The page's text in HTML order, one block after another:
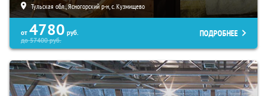
Тульская обл., Ясногорский р-н, с. Кузмищево
от 4780 руб.
до57400руб.
ПОДРОБНЕЕ